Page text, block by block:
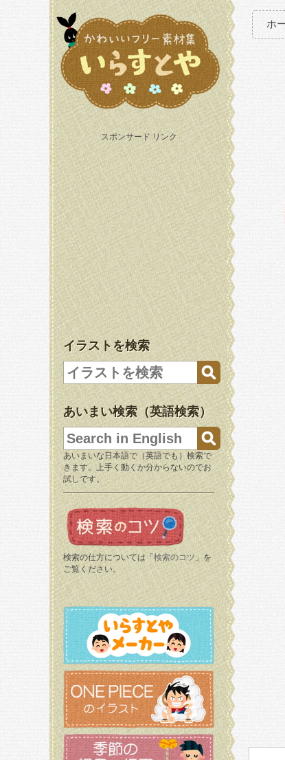
スポンサード リンク
イラストを検索
あいまい検索（英語検索）
あいまいな日本語で（英語でも）検索で
きます。上手く動くか分からないのでお
試しです。
検索の仕方については「 検索のコツ 」を
ご覧ください。
ホ